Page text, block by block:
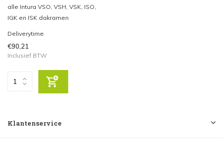
alle Intura VSO, VSH, VSK, ISO,
IGK en ISK dakramen
Deliverytime
€90,21
Inclusief BTW
Klantenservice